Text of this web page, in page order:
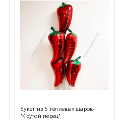
Букет из 5 гелиевых шаров-
"Крутой перец"